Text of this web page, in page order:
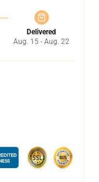
Delivered
Aug. 15 - Aug. 22